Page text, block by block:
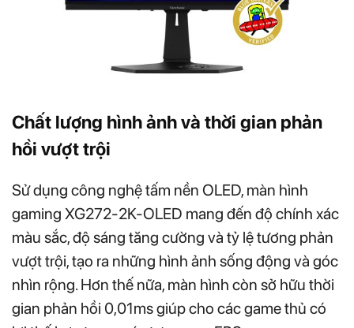
Chất lượng hình ảnh và thời gian phản
hồi vượt trội
Sử dụng công nghệ tấm nền OLED, màn hình
gaming XG272-2K-OLED mang đến độ chính xác
màu sắc, độ sáng tăng cường và tỷ lệ tương phản
vượt trội, tạo ra những hình ảnh sống động và góc
nhìn rộng. Hơn thế nữa, màn hình còn sở hữu thời
gian phản hồi 0,01ms giúp cho các game thủ có